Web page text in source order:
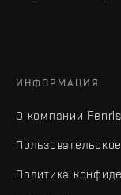
ИНФОРМАЦИЯ
О компании Fenris
Политика